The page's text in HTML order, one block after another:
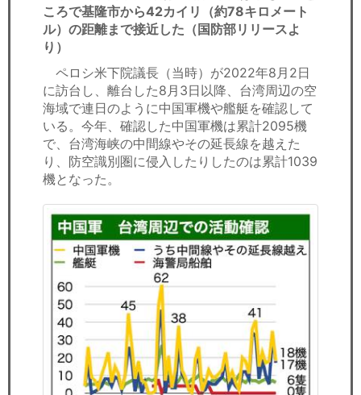
ころで基隆市から42カイリ（約78キロメート
ル）の距離まで接近した（国防部リリースよ
り）
ペロシ米下院議長（当時）が2022年8月2日
に訪台し、離台した8月3日以降、台湾周辺の空
海域で連日のように中国軍機や艦艇を確認して
いる。今年、確認した中国軍機は累計2095機
で、台湾海峡の中間線やその延長線を越えた
り、防空識別圏に侵入したりしたのは累計1039
機となった。